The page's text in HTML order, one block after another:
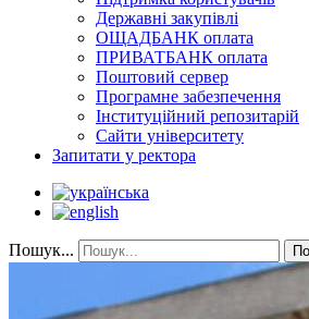
Державні закупівлі
ОЩАДБАНК оплата
ПРИВАТБАНК оплата
Поштовий сервер
Програмне забезпечення
Інституційний репозитарій
Сайти університету
Запитати у ректора
Пошук...